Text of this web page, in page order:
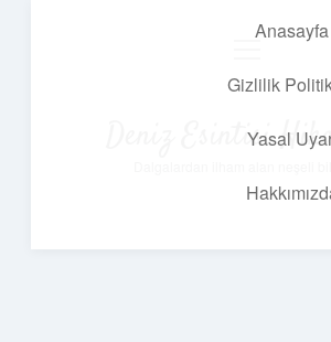
Anasayfa
Gizlilik
Yasal
Deniz Esintisi